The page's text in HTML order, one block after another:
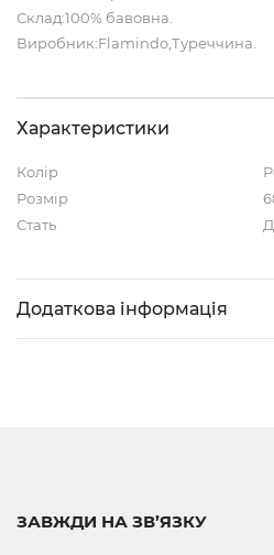
Склад:100% бавовна.
Виробник:Flamindo,Туреччина.
Характеристики
Колір
Розмір
Стать
Додаткова інформація
ЗАВЖДИ НА ЗВ’ЯЗКУ